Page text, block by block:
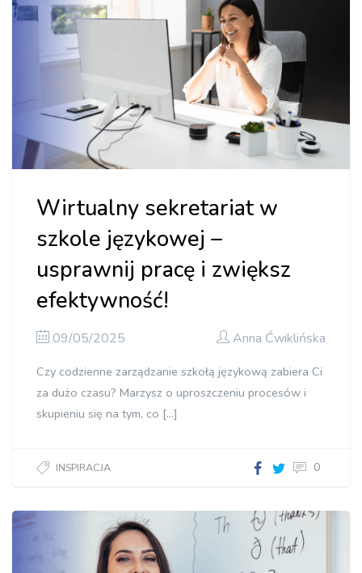
Wirtualny sekretariat w
szkole językowej –
usprawnij pracę i zwiększ
efektywność!
09/05/2025 Anna Ćwiklińska
Czy codzienne zarządzanie szkołą językową zabiera Ci
za dużo czasu? Marzysz o uproszczeniu procesów i
skupieniu się na tym, co […]
INSPIRACJA 0